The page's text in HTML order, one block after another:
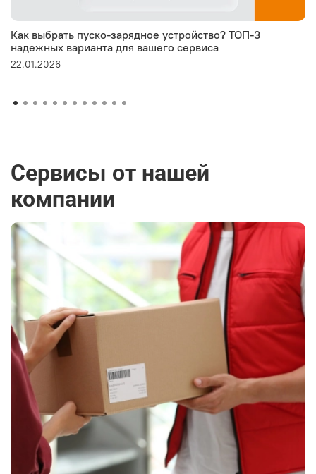
Как выбрать пуско-зарядное устройство? ТОП-3
надежных варианта для вашего сервиса
22.01.2026
Сервисы от нашей
компании